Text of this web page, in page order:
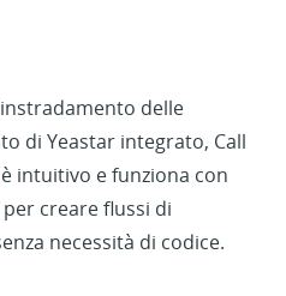
delle
di Yeastar integrato, Call
intuitivo e funziona con
creare flussi di
necessità di codice.